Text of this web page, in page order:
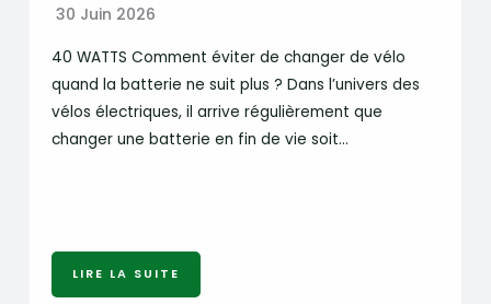
30 Juin 2026
40 WATTS Comment éviter de changer de vélo
quand la batterie ne suit plus ? Dans l’univers des
vélos électriques, il arrive régulièrement que
changer une batterie en fin de vie soit…
LIRE LA SUITE